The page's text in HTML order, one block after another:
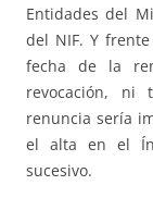
Entidades del
del NIF. Y
fecha de la
revocación, ni
renuncia sería
el alta en el
sucesivo.